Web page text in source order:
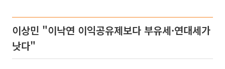
이상민 "이낙연 이익공유제보다 부유세·연대세가
낫다"